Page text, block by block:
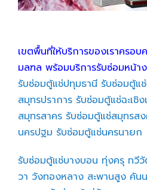
เขตพื้นที่ให้บริการของเราครอ
มลฑล พร้อมบริการรับซ่อมหน้า
รับซ่อมตู้แช่ปทุมธานี รับซ่อมตู้แ
สมุทรปราการ รับซ่อมตู้แช่ฉะเชิง
สมุทรสาคร รับซ่อมตู้แช่สมุทรส
นครปฐม รับซ่อมตู้แช่นครนายก
รับซ่อมตู้แช่บางบอน ทุ่งครุ ทวี
วา วังทองหลาง สะพานสูง คัน